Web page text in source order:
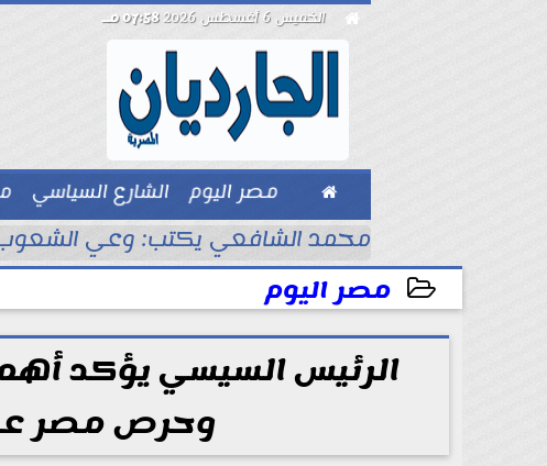
 الخميس 6 أغسطس 2026 07:58 مـ
 مصر اليوم الشارع السياسي
بيزنس
محمد الشافعي يكتب: وعي الشعوب
مصر اليوم
2025-10-12 11:02:35
الرئيس السيسي يؤكد
وحرص مصر